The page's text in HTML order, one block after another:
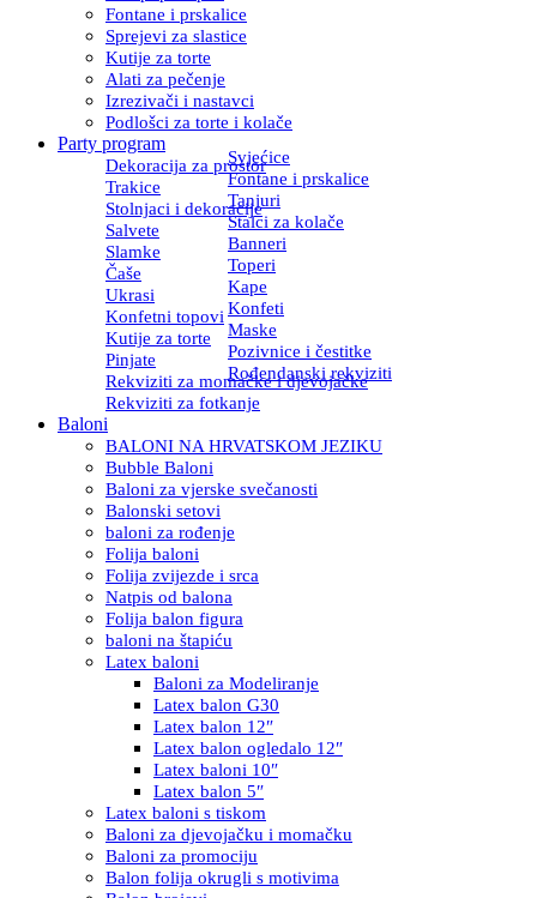
Fontane i prskalice
Sprejevi za slastice
Kutije za torte
Alati za pečenje
Izrezivači i nastavci
Podlošci za torte i kolače
Party program
Dekoracija za prostor
Svjećice
Trakice
Fontane i prskalice
Stolnjaci i dekoracije
Tanjuri
Salvete
Stalci za kolače
Slamke
Banneri
Čaše
Toperi
Ukrasi
Kape
Konfetni topovi Konfeti
Kutije za torte
Maske
Pinjate
Pozivnice i čestitke
Rekviziti za momačke i djevojačke
Rođendanski rekviziti
Rekviziti za fotkanje
Baloni
BALONI NA HRVATSKOM JEZIKU
Bubble Baloni
Baloni za vjerske svečanosti
Balonski setovi
baloni za rođenje
Folija baloni
Folija zvijezde i srca
Natpis od balona
Folija balon figura
baloni na štapiću
Latex baloni
Baloni za Modeliranje
Latex balon G30
Latex balon 12″
Latex balon ogledalo 12″
Latex baloni 10″
Latex balon 5″
Latex baloni s tiskom
Baloni za djevojačku i momačku
Baloni za promociju
Balon folija okrugli s motivima